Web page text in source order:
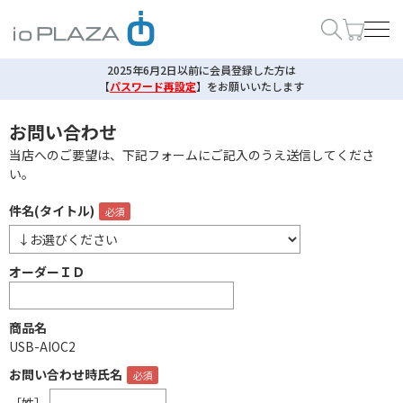
2025年6月2日以前に会員登録した方は
【パスワード再設定】 をお願いいたします
お問い合わせ
当店へのご要望は、下記フォームにご記入のうえ送信してくださ
い。
件名(タイトル)
オーダーＩＤ
商品名
USB-AIOC2
お問い合わせ時氏名